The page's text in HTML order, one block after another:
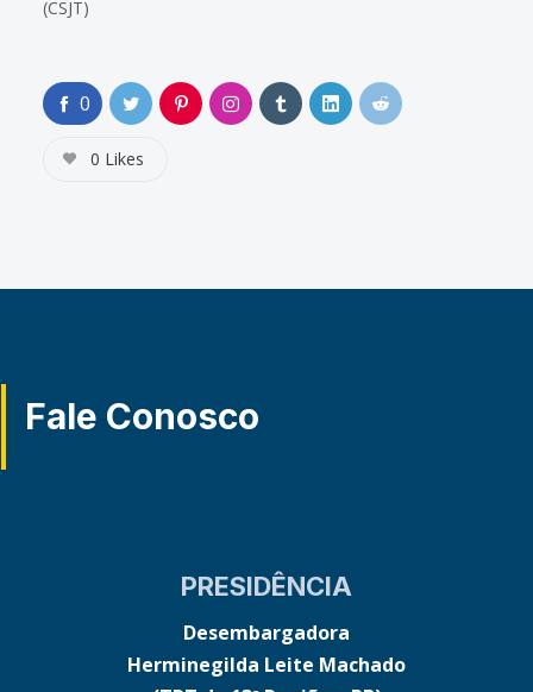
(CSJT)
0
0 Likes
Fale Conosco
PRESIDÊNCIA
Desembargadora
Herminegilda Leite Machado